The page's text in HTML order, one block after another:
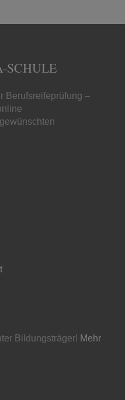
SCHULE
Berufsreifeprüfung –
Bildungsträger! Mehr